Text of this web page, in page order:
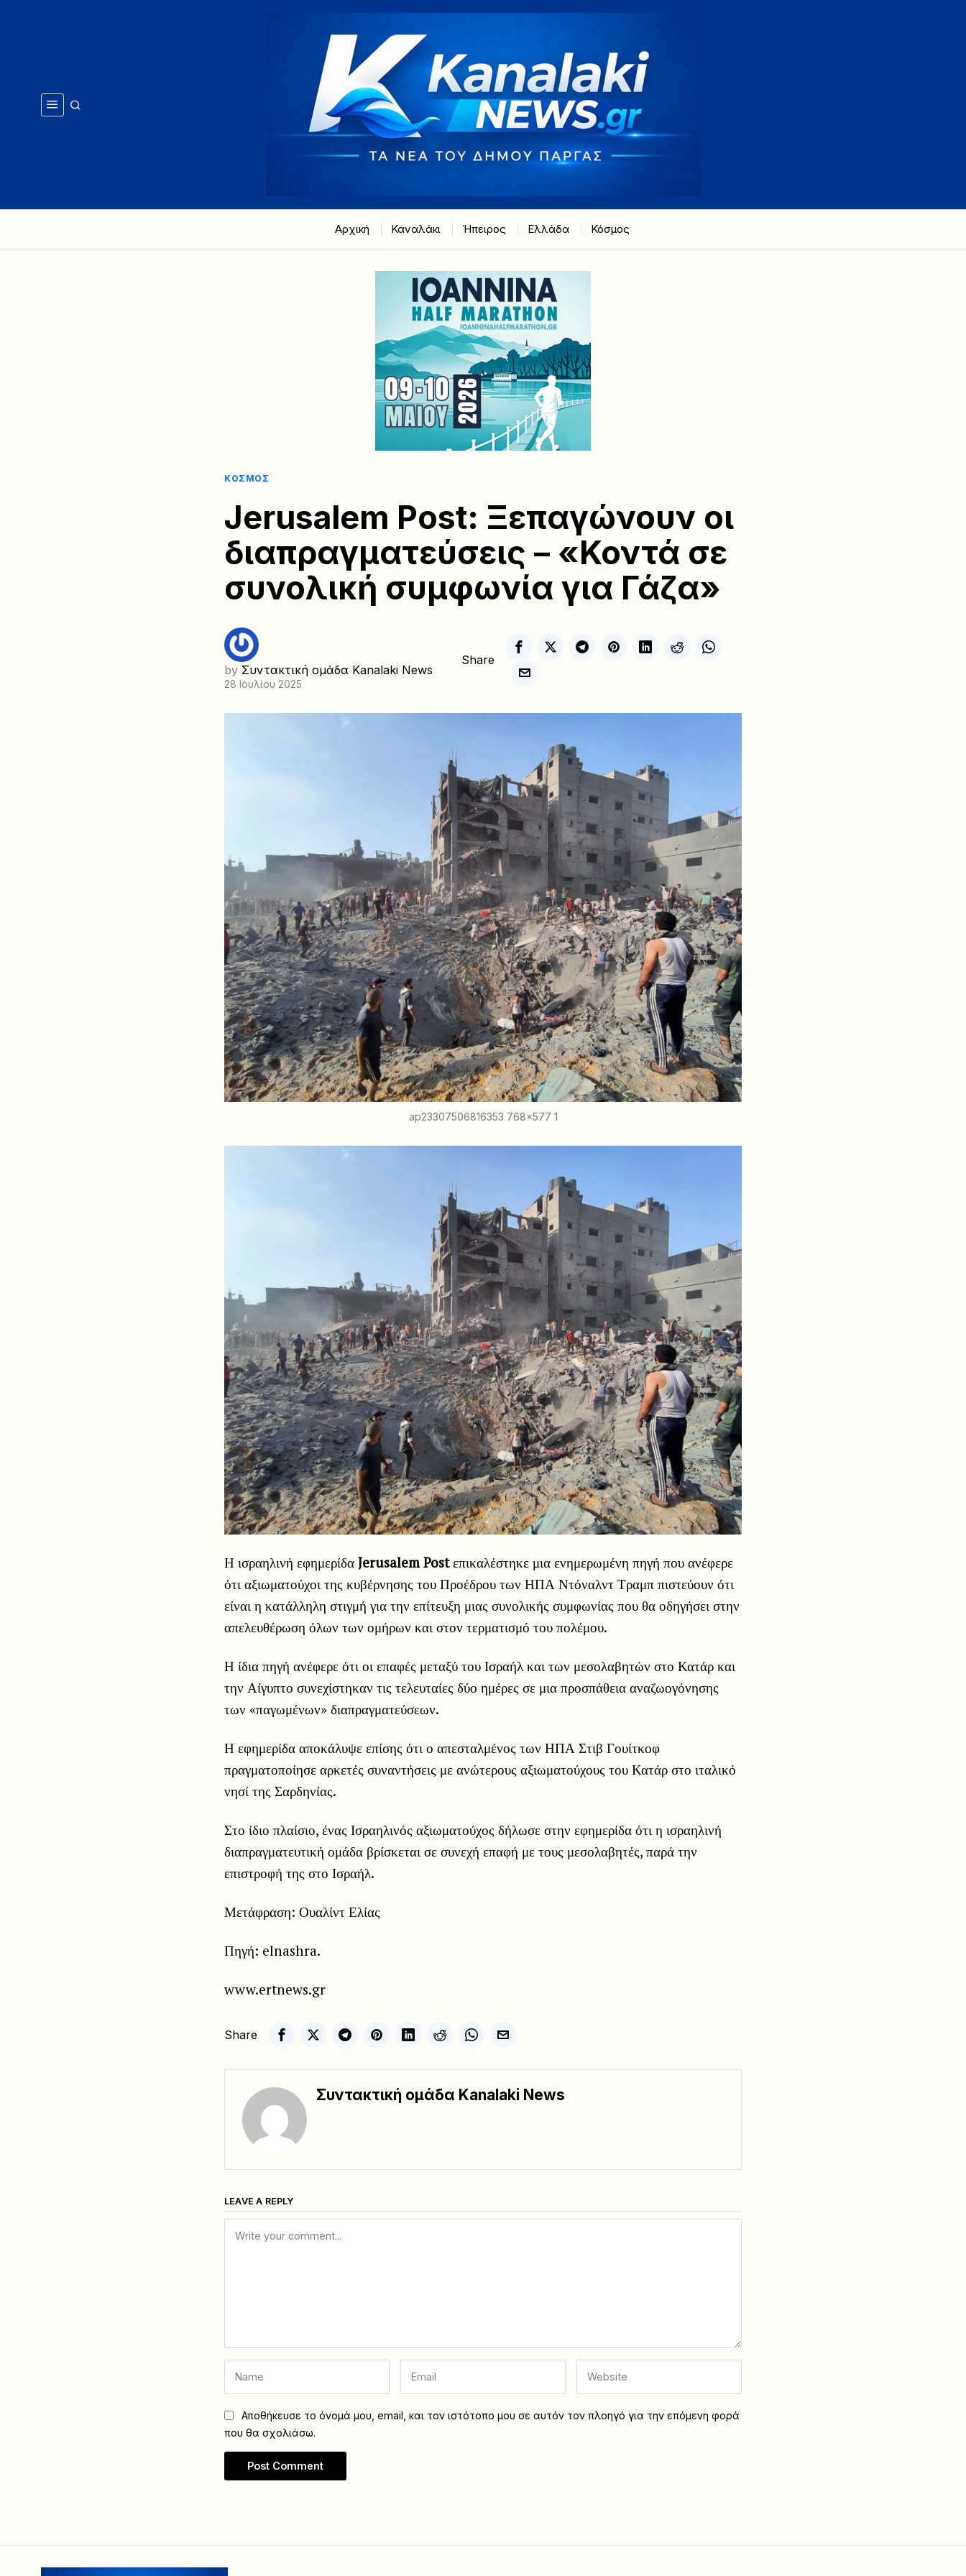
Αρχική Καναλάκι Ήπειρος Ελλάδα Κόσμος
ΚΌΣΜΟΣ
Jerusalem Post: Ξεπαγώνουν οι
διαπραγματεύσεις – «Κοντά σε
συνολική συμφωνία για Γάζα»
by Συντακτική ομάδα Kanalaki News
28 Ιουλίου 2025
Share
ap23307506816353 768x577 1
Η ισραηλινή εφημερίδα Jerusalem Postεπικαλέστηκε μια ενημερωμένη πηγή που ανέφερε
ότι αξιωματούχοι της κυβέρνησης του Προέδρου των ΗΠΑ Ντόναλντ Τραμπ πιστεύουν ότι
είναι η κατάλληλη στιγμή για την επίτευξη μιας συνολικής συμφωνίας που θα οδηγήσει στην
απελευθέρωση όλων των ομήρων και στον τερματισμό του πολέμου.
Η ίδια πηγή ανέφερε ότι οι επαφές μεταξύ του Ισραήλ και των μεσολαβητών στο Κατάρ και
την Αίγυπτο συνεχίστηκαν τις τελευταίες δύο ημέρες σε μια προσπάθεια αναζωογόνησης
των «παγωμένων» διαπραγματεύσεων.
Η εφημερίδα αποκάλυψε επίσης ότι ο απεσταλμένος των ΗΠΑ Στιβ Γουίτκοφ
πραγματοποίησε αρκετές συναντήσεις με ανώτερους αξιωματούχους του Κατάρ στο ιταλικό
νησί της Σαρδηνίας.
Στο ίδιο πλαίσιο, ένας Ισραηλινός αξιωματούχος δήλωσε στην εφημερίδα ότι η ισραηλινή
διαπραγματευτική ομάδα βρίσκεται σε συνεχή επαφή με τους μεσολαβητές, παρά την
επιστροφή της στο Ισραήλ.
Μετάφραση: Ουαλίντ Ελίας
Πηγή: elnashra.
www.ertnews.gr
Share
Συντακτική ομάδα Kanalaki News
LEAVE A REPLY
Αποθήκευσε το όνομά μου, email, και τον ιστότοπο μου σε αυτόν τον πλοηγό για την επόμενη φορά
που θα σχολιάσω.